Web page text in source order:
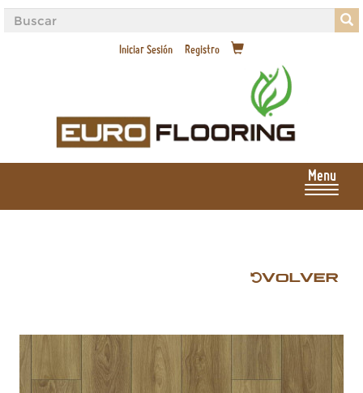
Iniciar Sesión Registro
Menu
VOLVER